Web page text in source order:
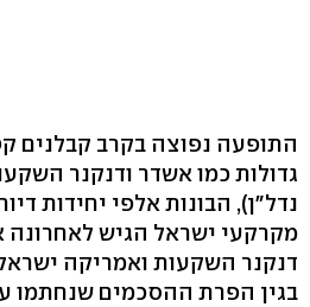
התופעה נפוצה בקרב קבלנים
גדולות כמו אשדר ודנקנר
נדל"ן), הבונות אלפי יחידות
מקרקעי ישראל הגיש לאחרונה
דנקנר השקעות ואמריקה
בגין הפרת ההסכמים שנחתמו